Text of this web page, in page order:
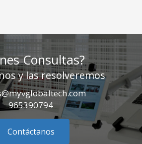
Consultas?
y las resolveremos
965390794
Contáctanos